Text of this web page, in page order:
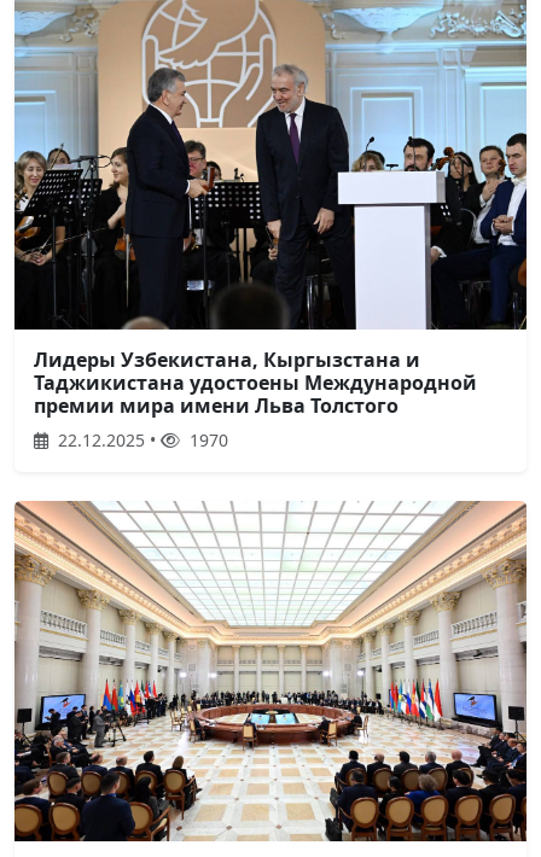
Лидеры Узбекистана, Кыргызстана и
Таджикистана удостоены Международной
премии мира имени Льва Толстого
22.12.2025 • 1970